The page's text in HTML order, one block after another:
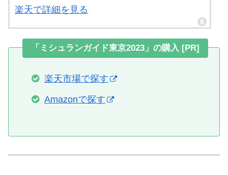
楽天で詳細を見る
「ミシュランガイド東京2023」の購入 [PR]
楽天市場で探す
Amazonで探す